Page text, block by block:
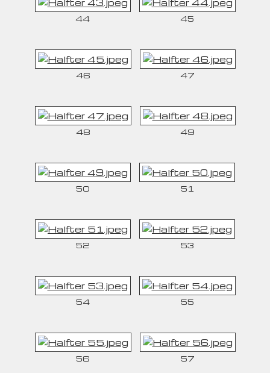
44 45
46 47
48 49
50 51
52 53
54 55
56 57